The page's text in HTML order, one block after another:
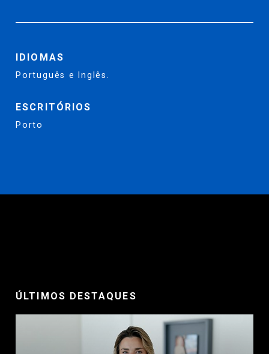
IDIOMAS
Português e Inglês.
ESCRITÓRIOS
Porto
ÚLTIMOS DESTAQUES